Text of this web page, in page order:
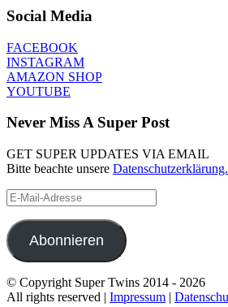
Social Media
FACEBOOK
INSTAGRAM
AMAZON SHOP
YOUTUBE
Never Miss A Super Post
GET SUPER UPDATES VIA EMAIL
Bitte beachte unsere Datenschutzerklärung.
E-
Mail-
Adresse
Abonnieren
© Copyright Super Twins 2014 - 2026
All rights reserved | Impressum |